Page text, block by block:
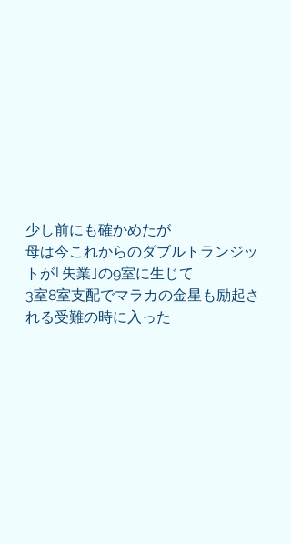
少し前にも確かめたが
母は今これからのダブルトランジッ
トが｢失業｣の9室に生じて
3室8室支配でマラカの金星も励起さ
れる受難の時に入った